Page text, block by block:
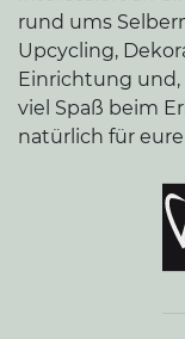
rund ums
Upcycling,
Einrichtung und,
viel Spaß beim
natürlich für